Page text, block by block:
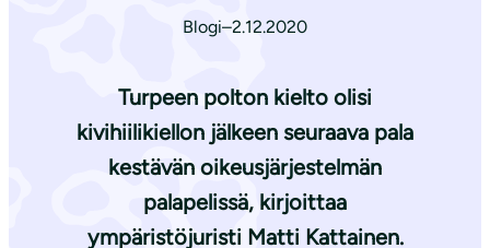
Blogi–2.12.2020
Turpeen polton kielto olisi
kivihiilikiellon jälkeen seuraava pala
kestävän oikeusjärjestelmän
palapelissä, kirjoittaa
ympäristöjuristi Matti Kattainen.